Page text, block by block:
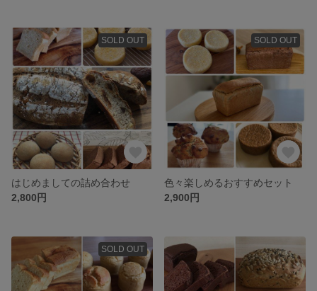
SOLD OUT
はじめましての詰め合わせ
2,800円
SOLD OUT
色々楽しめるおすすめセット
2,900円
SOLD OUT